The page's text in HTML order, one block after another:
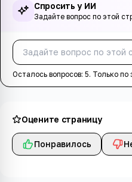
Спросить у ИИ
Задайте вопрос по этой
Осталось вопросов: 5. Только по
Оцените страницу
Понравилось